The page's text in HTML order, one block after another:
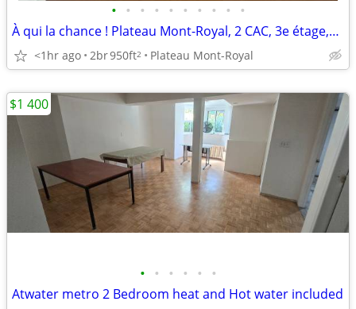
• • • • • • • • • •
À qui la chance ! Plateau Mont-Royal, 2 CAC, 3e étage,$1500, libre
<1hr ago 2br950ft2 Plateau Mont-Royal
• • • • • •
Atwater metro 2 Bedroom heat and Hot water included
$1 400